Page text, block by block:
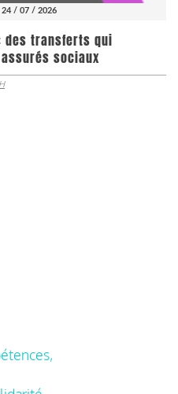
24 / 07 / 2026
des transferts qui
sociaux